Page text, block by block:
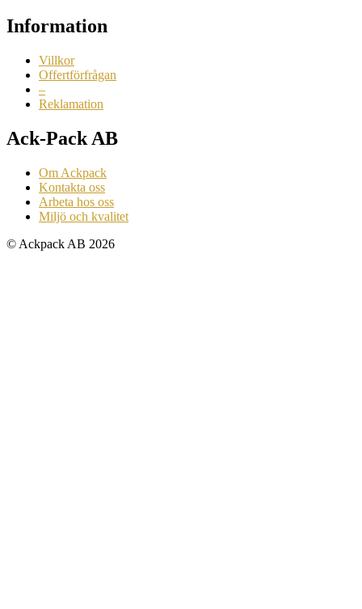
Information
Villkor
Offertförfrågan
–
Reklamation
Ack-Pack AB
Om Ackpack
Kontakta oss
Arbeta hos oss
Miljö och kvalitet
© Ackpack AB 2026